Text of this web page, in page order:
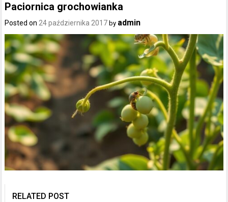
Paciornica grochowianka
Posted on24 października 2017 by admin
RELATED POST